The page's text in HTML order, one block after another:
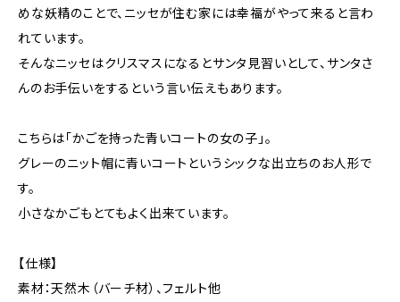
めな妖精のことで、ニッセが住む家には幸福がやって来ると言わ
れています。
そんなニッセはクリスマスになるとサンタ見習いとして、サンタさ
んのお手伝いをするという言い伝えもあります。
こちらは「かごを持った青いコートの女の子」。
グレーのニット帽に青いコートというシックな出立ちのお人形で
す。
小さなかごもとてもよく出来ています。
【仕様】
素材：天然木（バーチ材）、フェルト他